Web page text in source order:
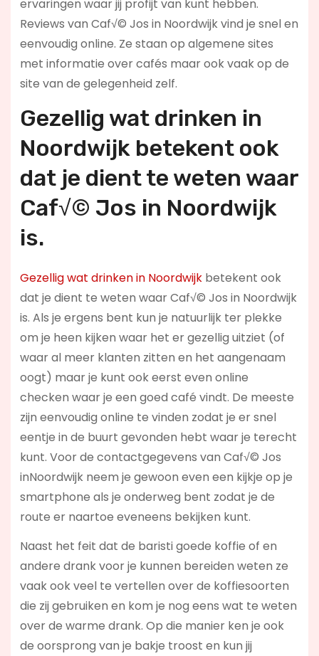
ervaringen waar jij profijt van kunt hebben.
Reviews van Caf√© Jos in Noordwijk vind je snel en
eenvoudig online. Ze staan op algemene sites
met informatie over cafés maar ook vaak op de
site van de gelegenheid zelf.
Gezellig wat drinken in
Noordwijk betekent ook
dat je dient te weten waar
Caf√© Jos in Noordwijk
is.
Gezellig wat drinken in Noordwijkbetekent ook
dat je dient te weten waar Caf√© Jos in Noordwijk
is. Als je ergens bent kun je natuurlijk ter plekke
om je heen kijken waar het er gezellig uitziet (of
waar al meer klanten zitten en het aangenaam
oogt) maar je kunt ook eerst even online
checken waar je een goed café vindt. De meeste
zijn eenvoudig online te vinden zodat je er snel
eentje in de buurt gevonden hebt waar je terecht
kunt. Voor de contactgegevens van Caf√© Jos
inNoordwijk neem je gewoon even een kijkje op je
smartphone als je onderweg bent zodat je de
route er naartoe eveneens bekijken kunt.
Naast het feit dat de baristi goede koffie of en
andere drank voor je kunnen bereiden weten ze
vaak ook veel te vertellen over de koffiesoorten
die zij gebruiken en kom je nog eens wat te weten
over de warme drank. Op die manier ken je ook
de oorsprong van je bakje troost en kun jij